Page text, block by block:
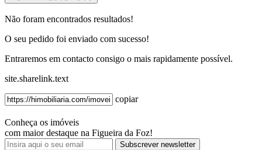
Não foram encontrados resultados!
O seu pedido foi enviado com sucesso!
Entraremos em contacto consigo o mais rapidamente possível.
site.sharelink.text
copiar
Conheça os imóveis
com maior destaque na Figueira da Foz!
Subscrever newsletter